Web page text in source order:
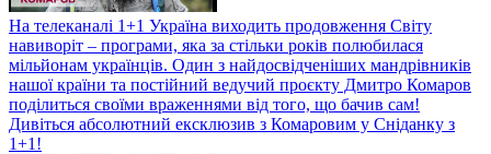
На телеканалі 1+1 Україна виходить продовження Світу
навиворіт – програми, яка за стільки років полюбилася
мільйонам українців. Один з найдосвідченіших мандрівників
нашої країни та постійний ведучий проєкту Дмитро Комаров
поділиться своїми враженнями від того, що бачив сам!
Дивіться абсолютний ексклюзив з Комаровим у Сніданку з
1+1!